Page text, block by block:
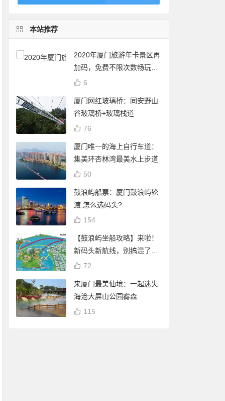
本站推荐
2020年厦门旅游年卡景区再
加码，免费不限次数畅玩24
个景点
6
厦门网红玻璃桥：同安野山
谷玻璃桥+玻璃栈道
76
厦门唯一的海上自行车道：
集美环杏林湾最美水上步道
50
鼓浪屿船票：厦门鼓浪屿轮
渡,怎么选码头?
154
【鼓浪屿坐船攻略】来啦！
新码头新航线，别搞混了
哦！72
来厦门最美仙境：一起迷失
海沧大屏山公园雾森
115